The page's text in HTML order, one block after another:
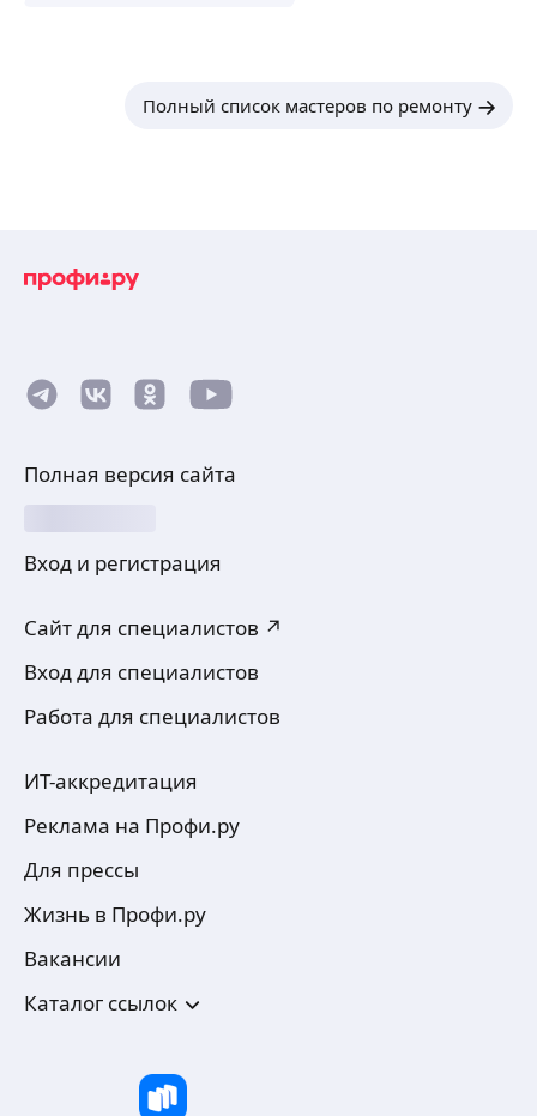
Полный список мастеров по ремонту
Полная версия сайта
Вход и регистрация
Сайт для специалистов ↗
Вход для специалистов
Работа для специалистов
ИТ-аккредитация
Реклама на Профи.ру
Для прессы
Жизнь в Профи.ру
Вакансии
Каталог ссылок